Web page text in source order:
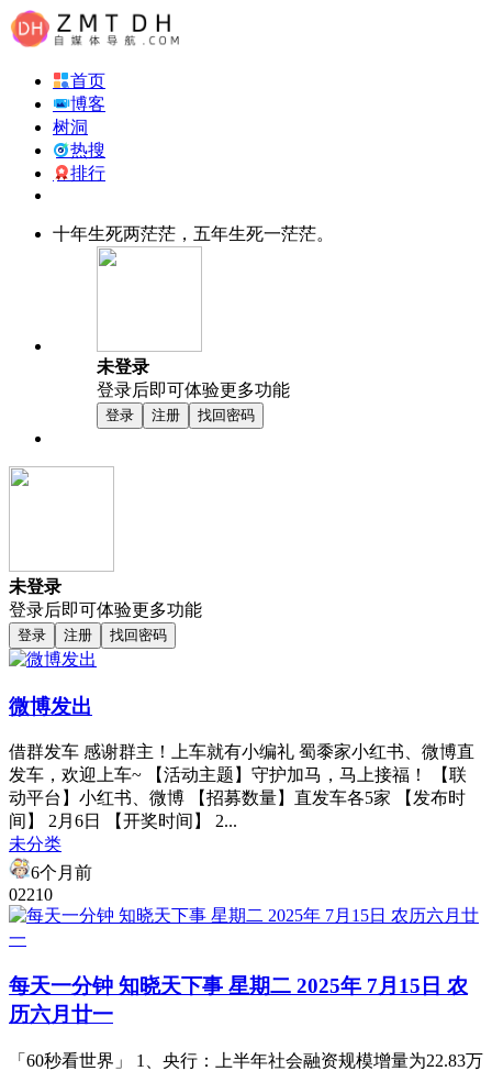
首页
博客
树洞
热搜
排行
十年生死两茫茫，五年生死一茫茫。
未登录
登录后即可体验更多功能
登录 注册 找回密码
未登录
登录后即可体验更多功能
登录 注册 找回密码
微博发出
借群发车 感谢群主！上车就有小编礼 蜀黍家小红书、微博直
发车，欢迎上车~ 【活动主题】守护加马，马上接福！ 【联
动平台】小红书、微博 【招募数量】直发车各5家 【发布时
间】 2月6日 【开奖时间】 2...
未分类
6个月前
02210
每天一分钟 知晓天下事 星期二 2025年 7月15日 农
历六月廿一
「60秒看世界」 1、央行：上半年社会融资规模增量为22.83万